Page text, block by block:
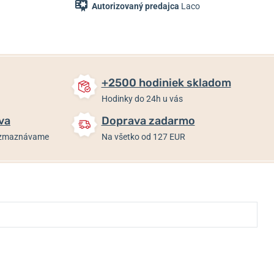
Autorizovaný predajca Laco
+2500 hodiniek skladom
Hodinky do 24h u vás
Doprava zadarmo
Na všetko od 127 EUR